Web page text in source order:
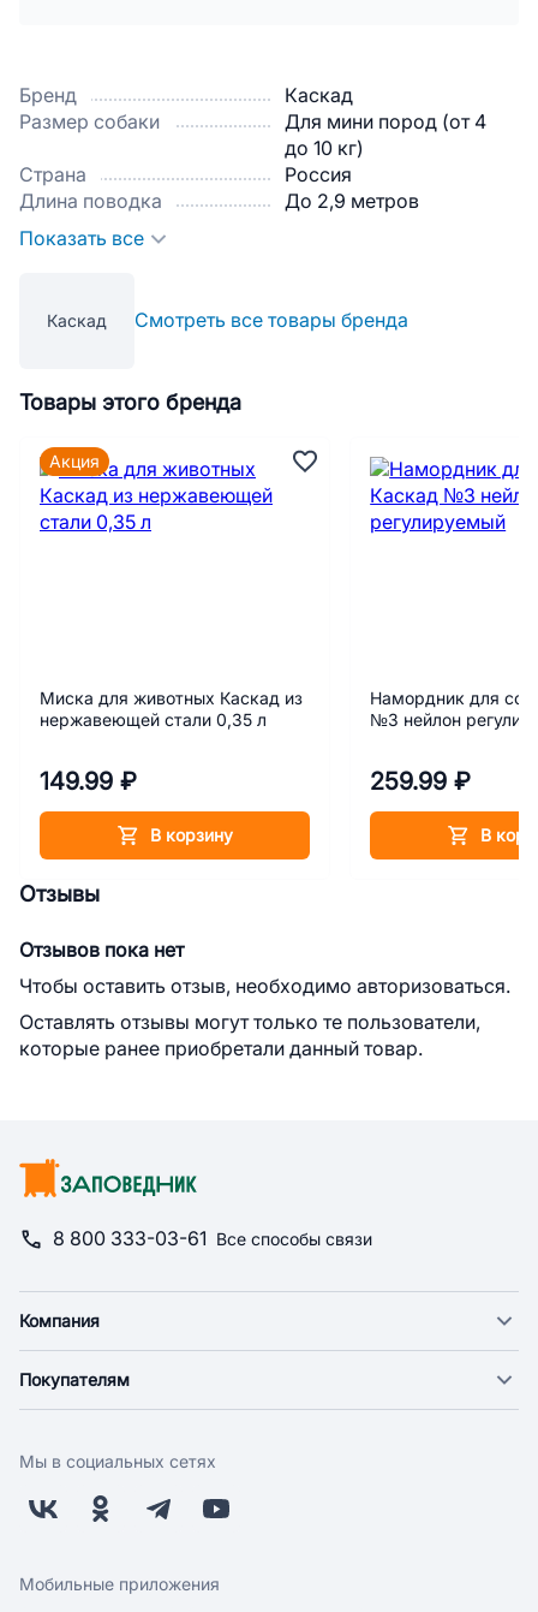
Бренд
Каскад
Размер собаки
Для мини пород (от 4
до 10 кг)
Страна
Россия
Длина поводка
До 2,9 метров
Показать все
Каскад Смотреть все товары бренда
Товары этого бренда
Миска для животных Каскад из
нержавеющей стали 0,35 л
149.99 ₽
В корзину
Акция
Намордник для
№3 нейлон
259.99 ₽
В
Отзывы
Отзывов пока нет
Чтобы оставить отзыв, необходимо авторизоваться.
Оставлять отзывы могут только те пользователи,
которые ранее приобретали данный товар.
8 800 333-03-61 Все способы связи
Компания
Новости
Поставщикам
Заводчикам
Обратная связь
Покупателям
Оплата
Бонусная программа
Скидки и акции
Мы в социальных сетях
Мобильные приложения